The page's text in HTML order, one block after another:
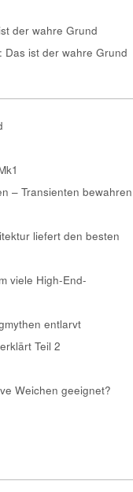
der wahre Grund
Das ist der wahre Grund
– Transienten bewahren
liefert den besten
viele High-End-
entlarvt
Teil 2
Weichen geeignet?